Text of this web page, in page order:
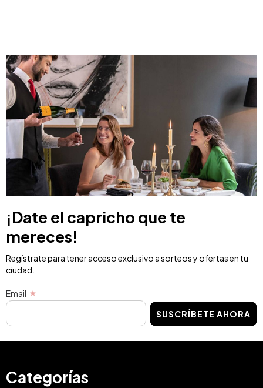
¡Date el capricho que te
mereces!
Regístrate para tener acceso exclusivo a sorteos y ofertas en tu
ciudad.
Email
SUSCRÍBETE AHORA
Categorías